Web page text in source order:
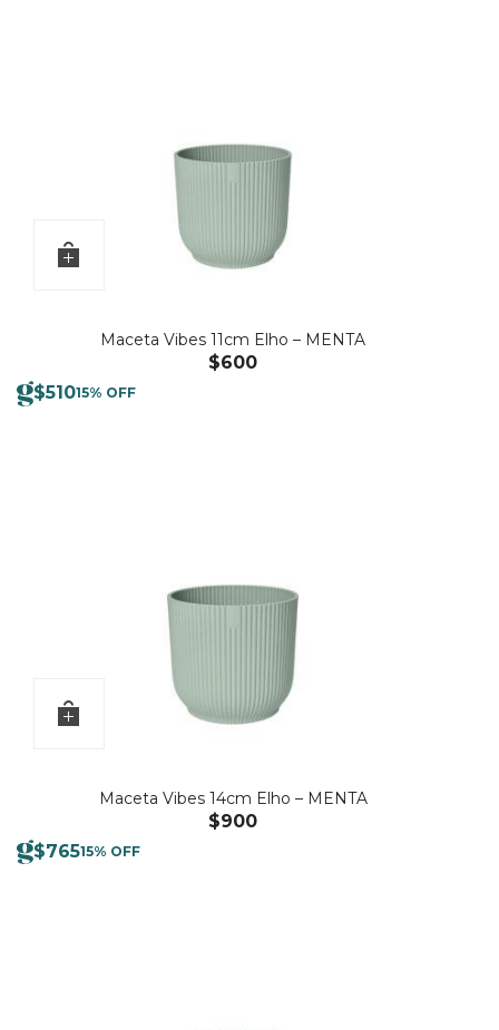
Maceta Vibes 11cm Elho – MENTA
$600
$51015% OFF
Maceta Vibes 14cm Elho – MENTA
$900
$76515% OFF